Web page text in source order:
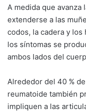
A medida que
extenderse a las
codos, la cadera y los
los síntomas se
ambos lados del
Alrededor del 40 %
reumatoide también
impliquen a las